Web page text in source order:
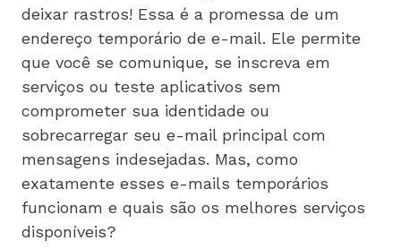
deixar rastros! Essa é a promessa de um
endereço temporário de e-mail. Ele permite
que você se comunique, se inscreva em
serviços ou teste aplicativos sem
comprometer sua identidade ou
sobrecarregar seu e-mail principal com
mensagens indesejadas. Mas, como
exatamente esses e-mails temporários
funcionam e quais são os melhores serviços
disponíveis?